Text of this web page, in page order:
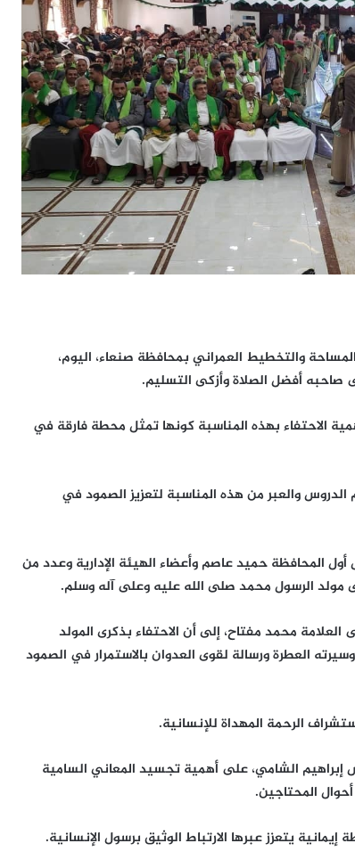
والتخطيط العمراني بمحافظة صنعاء، اليوم،
صاحبه أفضل الصلاة وأزكى التسليم.
الاحتفاء بهذه المناسبة كونها تمثل محطة فارقة في
الدروس والعبر من هذه المناسبة لتعزيز الصمود في
المحافظة حميد عاصم وأعضاء الهيئة الإدارية وعدد من
مولد الرسول محمد صلى الله عليه وعلى آله وسلم.
محمد مفتاح، إلى أن الاحتفاء بذكرى المولد
العطرة ورسالة لقوى العدوان بالاستمرار في الصمود
الرحمة المهداة للإنسانية.
إبراهيم الشامي، على أهمية تجسيد المعاني السامية
المحتاجين.
يتعزز عبرها الارتباط الوثيق برسول الإنسانية.